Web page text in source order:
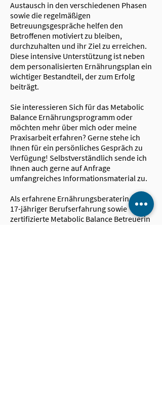
Austausch in den verschiedenen Phasen
sowie die regelmäßigen
Betreuungsgespräche helfen den
Betroffenen motiviert zu bleiben,
durchzuhalten und ihr Ziel zu erreichen.
Diese intensive Unterstützung ist neben
dem personalisierten Ernährungsplan ein
wichtiger Bestandteil, der zum Erfolg
beiträgt.
Sie interessieren Sich für das Metabolic
Balance Ernährungsprogramm oder
möchten mehr über mich oder meine
Praxisarbeit erfahren? Gerne stehe ich
Ihnen für ein persönliches Gespräch zu
Verfügung! Selbstverständlich sende ich
Ihnen auch gerne auf Anfrage
umfangreiches Informationsmaterial zu.
Als erfahrene Ernährungsberaterin mit
17-jähriger Berufserfahrung sowie
zertifizierte Metabolic Balance Betreuerin